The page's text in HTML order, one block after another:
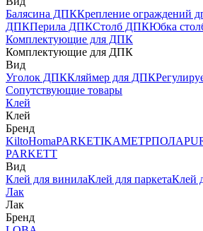
Балясина ДПККрепление ограждений
ДПКПерила ДПКСтолб ДПКЮбка
Комплектующие для ДПК
Комплектующие для ДПК
Вид
Уголок ДПККляймер для ДПК
Сопутствующие товары
Клей
Клей
Бренд
KiltoHomaPARKETIKAМЕТРПОЛА
PARKETT
Вид
Клей для винилаКлей для паркетаКлей
Лак
Лак
Бренд